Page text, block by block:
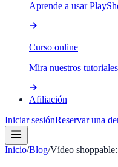
Aprende a usar
Curso online
Mira nuestros
Afiliación
Iniciar sesiónReservar una
Inicio/Blog/Vídeo